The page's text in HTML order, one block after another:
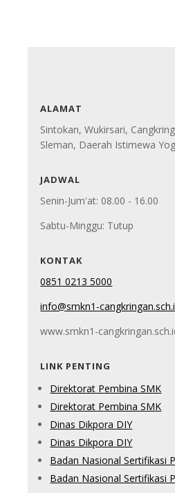
ALAMAT
Sintokan, Wukirsari,
Sleman, Daerah Istimewa
JADWAL
Senin-Jum'at: 08.00 - 16.00
Sabtu-Minggu: Tutup
KONTAK
0851 0213 5000
info@smkn1-
www.smkn1-
LINK PENTING
Direktorat Pembina SMK
Direktorat Pembina SMK
Dinas Dikpora DIY
Dinas Dikpora DIY
Badan Nasional Sertifikasi
Badan Nasional Sertifikasi